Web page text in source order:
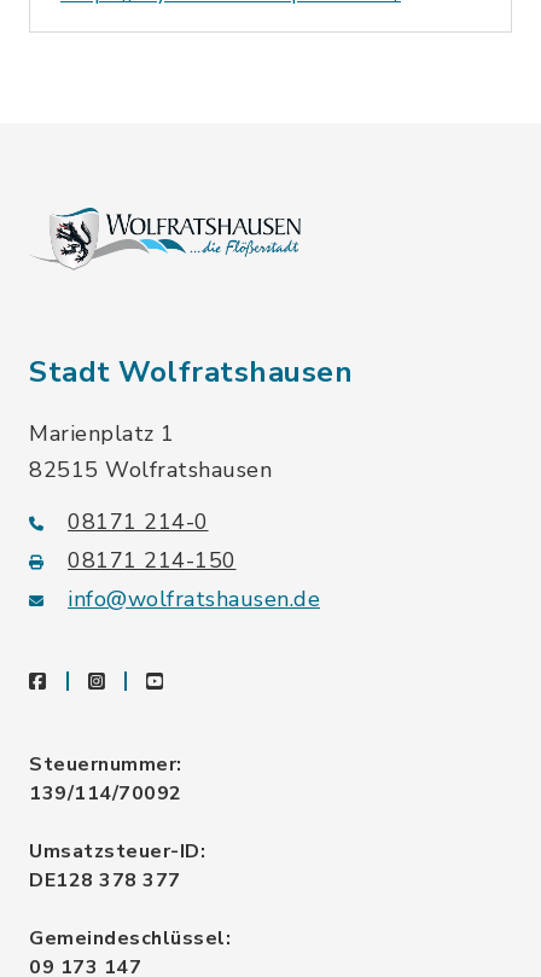
Stadt Wolfratshausen
Marienplatz 1
82515 Wolfratshausen
08171 214-0
08171 214-150
info@wolfratshausen.de
facebookinstagramyoutube
Steuernummer:
139/114/70092
Umsatzsteuer-ID:
DE128 378 377
Gemeindeschlüssel:
09 173 147